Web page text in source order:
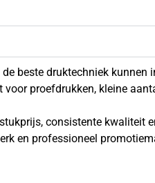
beste druktechniek kunnen
proefdrukken, kleine
consistente kwaliteit
en professioneel